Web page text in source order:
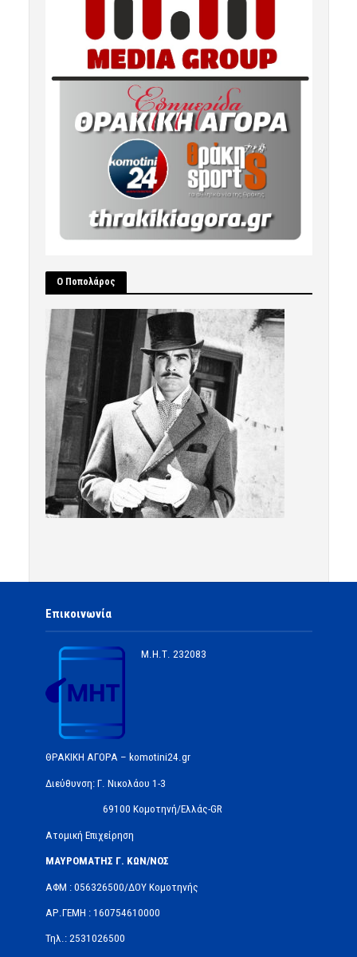
Ο Ποπολάρος
Επικοινωνία
Μ.Η.Τ. 232083
ΘΡΑΚΙΚΗ ΑΓΟΡΑ – komotini24.gr
Διεύθυνση: Γ. Νικολάου 1-3
69100 Κομοτηνή/Ελλάς-GR
Ατομική Επιχείρηση
ΜΑΥΡΟΜΑΤΗΣ Γ. ΚΩΝ/ΝΟΣ
ΑΦΜ : 056326500/ΔOΥ Κομοτηνής
ΑΡ.ΓΕΜΗ : 160754610000
Τηλ.: 2531026500